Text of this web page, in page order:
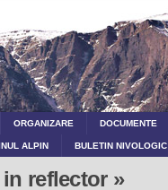
ORGANIZARE DOCUMENTE
ALPIN BULETIN
in reflector »